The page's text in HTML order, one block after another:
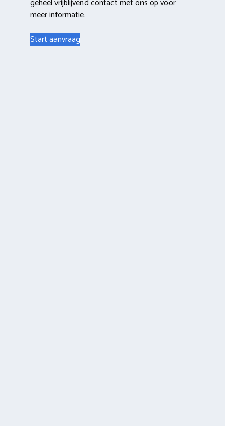
geheel vrijblijvend contact met ons op voor
meer informatie.
Start aanvraag